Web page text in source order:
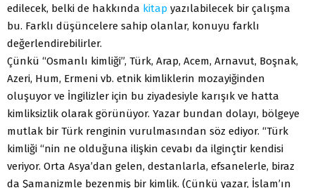
edilecek, belki de hakkında kitap yazılabilecek bir çalışma
bu. Farklı düşüncelere sahip olanlar, konuyu farklı
değerlendirebilirler.
Çünkü “Osmanlı kimliği”, Türk, Arap, Acem, Arnavut, Boşnak,
Azeri, Hum, Ermeni vb. etnik kimliklerin mozayiğinden
oluşuyor ve İngilizler için bu ziyadesiyle karışık ve hatta
kimliksizlik olarak görünüyor. Yazar bundan dolayı, bölgeye
mutlak bir Türk renginin vurulmasından söz ediyor. “Türk
kimliği “nin ne olduğuna ilişkin cevabı da ilginçtir kendisi
veriyor. Orta Asya’dan gelen, destanlarla, efsanelerle, biraz
da Şamanizmle bezenmiş bir kimlik. (Çünkü yazar, İslam’ın